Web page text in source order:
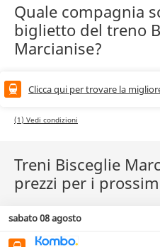
Quale compagnia
biglietto del treno
Marcianise?
Clicca qui per trovare la
(1) Vedi condizioni
Treni Bisceglie
prezzi per i
sabato 08 agosto